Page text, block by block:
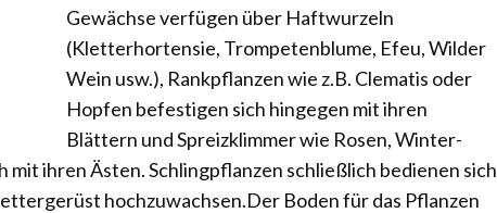
Gewächse verfügen über Haftwurzeln
(Kletterhortensie, Trompetenblume, Efeu, Wilder
Wein usw.), Rankpflanzen wie z.B. Clematis oder
Hopfen befestigen sich hingegen mit ihren
Blättern und Spreizklimmer wie Rosen, Winter-
mit ihren Ästen. Schlingpflanzen schließlich bedienen sich
hochzuwachsen.Der Boden für das Pflanzen